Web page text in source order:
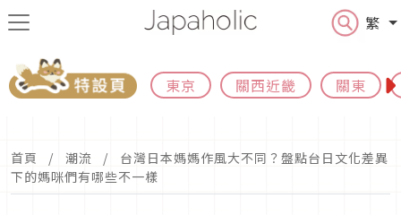
繁
東京 關西近畿 關東
首頁 潮流
台灣日本媽媽作風大不同？盤點台日文化差異
下的媽咪們有哪些不一樣